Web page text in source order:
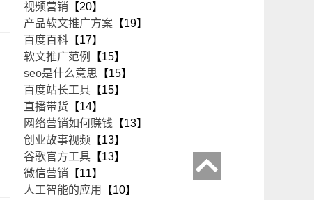
视频营销 【20】
产品软文推广方案 【19】
百度百科 【17】
软文推广范例
【15】
seo是什么意思 【15】
百度站长工具 【15】
直播带货 【14】
网络营销如何赚钱 【13】
创业故事视频 【13】
谷歌官方工具 【13】
微信营销 【11】
人工智能的应用
【10】